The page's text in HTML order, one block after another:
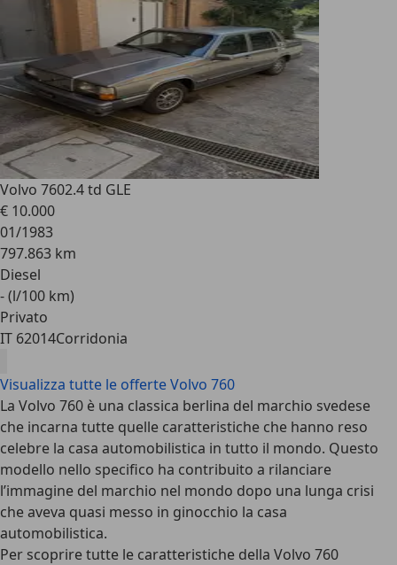
Volvo 7602.4 td GLE
€ 10.000
01/1983
797.863 km
Diesel
- (l/100 km)
Privato
IT 62014Corridonia
Visualizza tutte le offerte Volvo 760
La Volvo 760 è una classica berlina del marchio svedese
che incarna tutte quelle caratteristiche che hanno reso
celebre la casa automobilistica in tutto il mondo. Questo
modello nello specifico ha contribuito a rilanciare
l’immagine del marchio nel mondo dopo una lunga crisi
che aveva quasi messo in ginocchio la casa
automobilistica.
Per scoprire tutte le caratteristiche della Volvo 760